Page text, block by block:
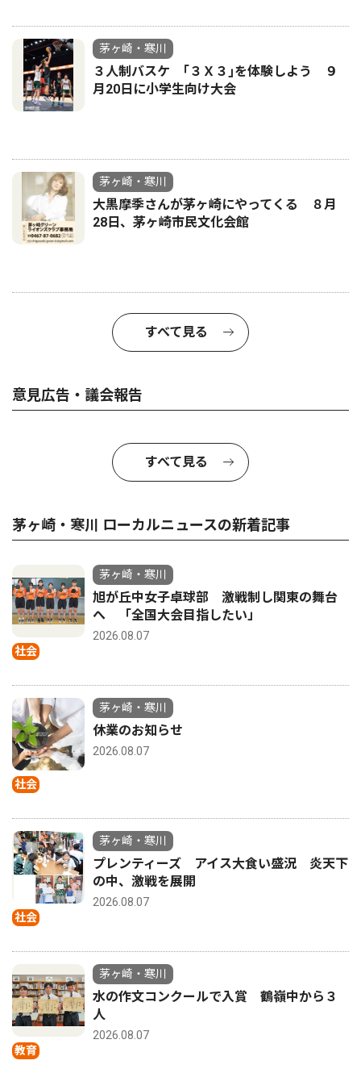
茅ヶ崎・寒川
３人制バスケ ｢３Ｘ３｣を体験しよう ９
月20日に小学生向け大会
茅ヶ崎・寒川
大黒摩季さんが茅ヶ崎にやってくる ８月
28日、茅ヶ崎市民文化会館
すべて見る
意見広告・議会報告
すべて見る
茅ヶ崎・寒川 ローカルニュースの新着記事
社会
茅ヶ崎・寒川
旭が丘中女子卓球部 激戦制し関東の舞台
へ 「全国大会目指したい」
2026.08.07
社会
茅ヶ崎・寒川
休業のお知らせ
2026.08.07
社会
茅ヶ崎・寒川
プレンティーズ アイス大食い盛況 炎天下
の中、激戦を展開
2026.08.07
教育
茅ヶ崎・寒川
水の作文コンクールで入賞 鶴嶺中から３
人
2026.08.07